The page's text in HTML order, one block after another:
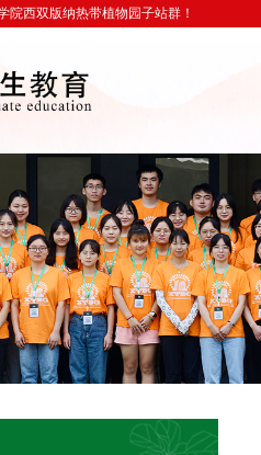
院西双版纳热带植物园子站群！